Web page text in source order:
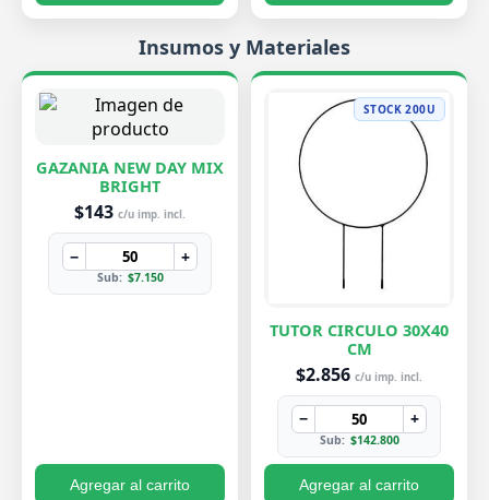
Insumos y Materiales
GAZANIA NEW DAY MIX
BRIGHT
$143 c/u imp. incl.
− +
Sub: $7.150
Agregar al carrito
STOCK 200U
TUTOR CIRCULO 30X40
CM
$2.856 c/u imp. incl.
− +
Sub: $142.800
Agregar al carrito